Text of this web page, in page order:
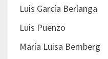
Luis García Berlanga
Luis Puenzo
María Luisa Bemberg